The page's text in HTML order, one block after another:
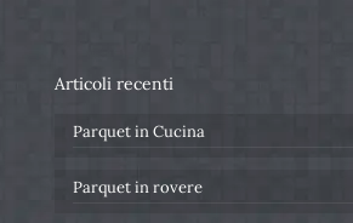
Articoli recenti
Parquet in Cucina
Parquet in rovere